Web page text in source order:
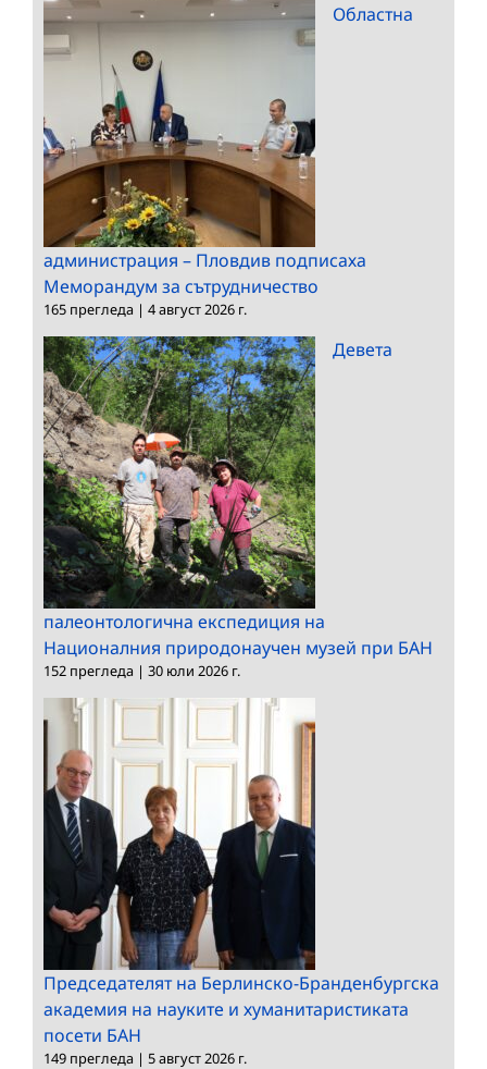
Областна
администрация – Пловдив подписаха
Меморандум за сътрудничество
165 прегледа | 4 август 2026 г.
Девета
палеонтологична експедиция на
Националния природонаучен музей при БАН
152 прегледа | 30 юли 2026 г.
Председателят на Берлинско-Бранденбургска
академия на науките и хуманитаристиката
посети БАН
149 прегледа | 5 август 2026 г.